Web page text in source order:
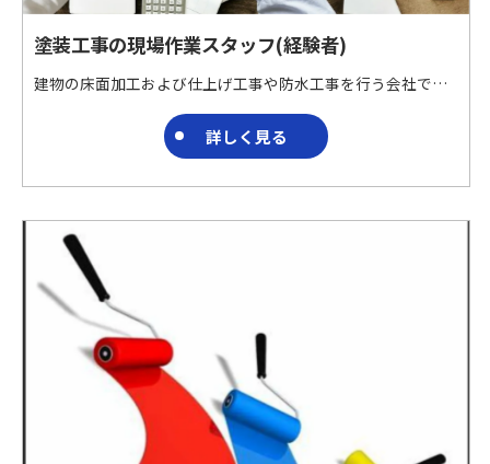
塗装工事の現場作業スタッフ(経験者)
建物の床面加工および仕上げ工事や防水工事を行う会社です。 特殊材料を用いた床面加工および仕上げ工事や防水工事を請け負っています。 ブランクのある方でも働きやすい職場です。 夢中になれる仕事ここに!!!
詳しく見る